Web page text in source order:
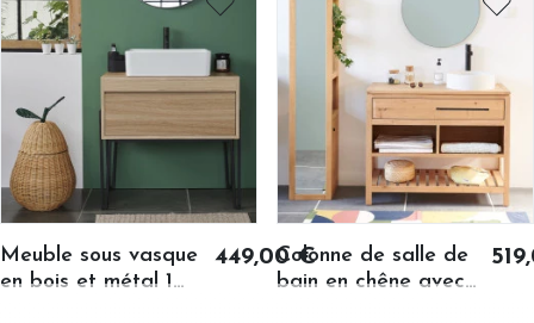
Meuble sous vasque
en bois et métal 1
449,00 €Colonne de salle de
bain en chêne avec